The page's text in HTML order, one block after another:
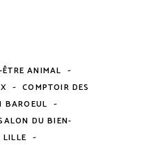
ANIMAL -
- COMPTOIR DES
BAROEUL -
DU BIEN-
LILLE -